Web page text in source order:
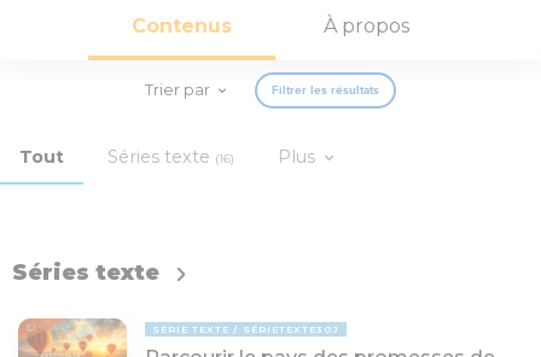
Contenus À propos
Trier par Filtrer les résultats
Tout Séries texte (16) Plus
Séries texte
SÉRIE TEXTE SÉRIETEXTE30J